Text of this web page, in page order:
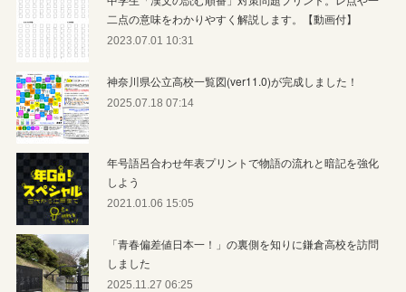
二点の意味をわかりやすく解説します。【動画付】
2023.07.01 10:31
神奈川県公立高校一覧図(ver11.0)が完成しました！
2025.07.18 07:14
年号語呂合わせ年表プリントで物語の流れと暗記を強化
しよう
2021.01.06 15:05
「青春偏差値日本一！」の裏側を知りに鎌倉高校を訪問
しました
2025.11.27 06:25